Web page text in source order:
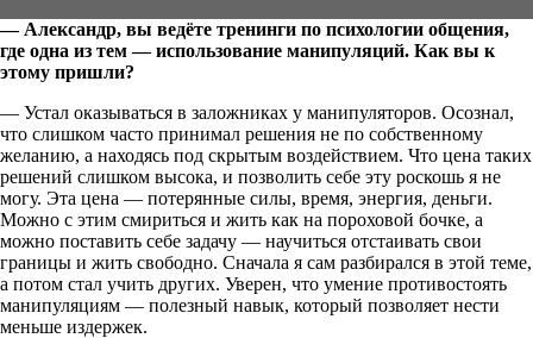
— Александр, вы ведёте тренинги по психологии общения,
где одна из тем — использование манипуляций. Как вы к
этому пришли?
— Устал оказываться в заложниках у манипуляторов. Осознал,
что слишком часто принимал решения не по собственному
желанию, а находясь под скрытым воздействием. Что цена таких
решений слишком высока, и позволить себе эту роскошь я не
могу. Эта цена — потерянные силы, время, энергия, деньги.
Можно с этим смириться и жить как на пороховой бочке, а
можно поставить себе задачу — научиться отстаивать свои
границы и жить свободно. Сначала я сам разбирался в этой теме,
а потом стал учить других. Уверен, что умение противостоять
манипуляциям — полезный навык, который позволяет нести
меньше издержек.